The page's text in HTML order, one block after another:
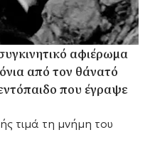
αφιέρωμα
από τον θάνατό
που έγραψε
τιμά τη μνήμη του